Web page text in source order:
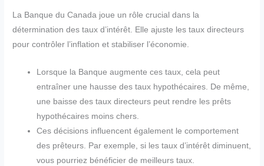
La Banque du Canada joue un rôle crucial dans la
détermination des taux d’intérêt. Elle ajuste les taux directeurs
pour contrôler l’inflation et stabiliser l’économie.
Lorsque la Banque augmente ces taux, cela peut
entraîner une hausse des taux hypothécaires. De même,
une baisse des taux directeurs peut rendre les prêts
hypothécaires moins chers.
Ces décisions influencent également le comportement
des prêteurs. Par exemple, si les taux d’intérêt diminuent,
vous pourriez bénéficier de meilleurs taux.